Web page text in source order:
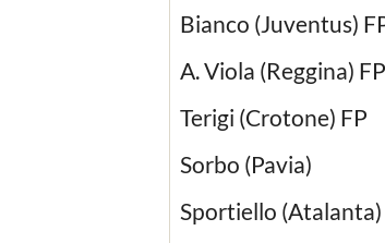
Bianco (Juventus)
A. Viola (Reggina) FP
Terigi (Crotone) FP
Sorbo (Pavia)
Sportiello (Atalanta)